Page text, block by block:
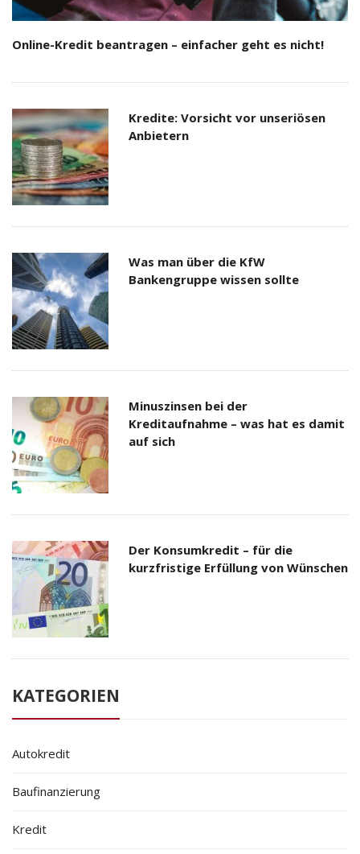
Online-Kredit beantragen – einfacher geht es nicht!
Kredite: Vorsicht vor unseriösen
Anbietern
Was man über die KfW
Bankengruppe wissen sollte
Minuszinsen bei der
Kreditaufnahme – was hat es damit
auf sich
Der Konsumkredit – für die
kurzfristige Erfüllung von Wünschen
KATEGORIEN
Autokredit
Baufinanzierung
Kredit